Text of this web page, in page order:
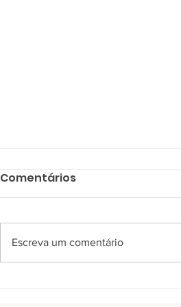
Comentários
Escreva um comentário